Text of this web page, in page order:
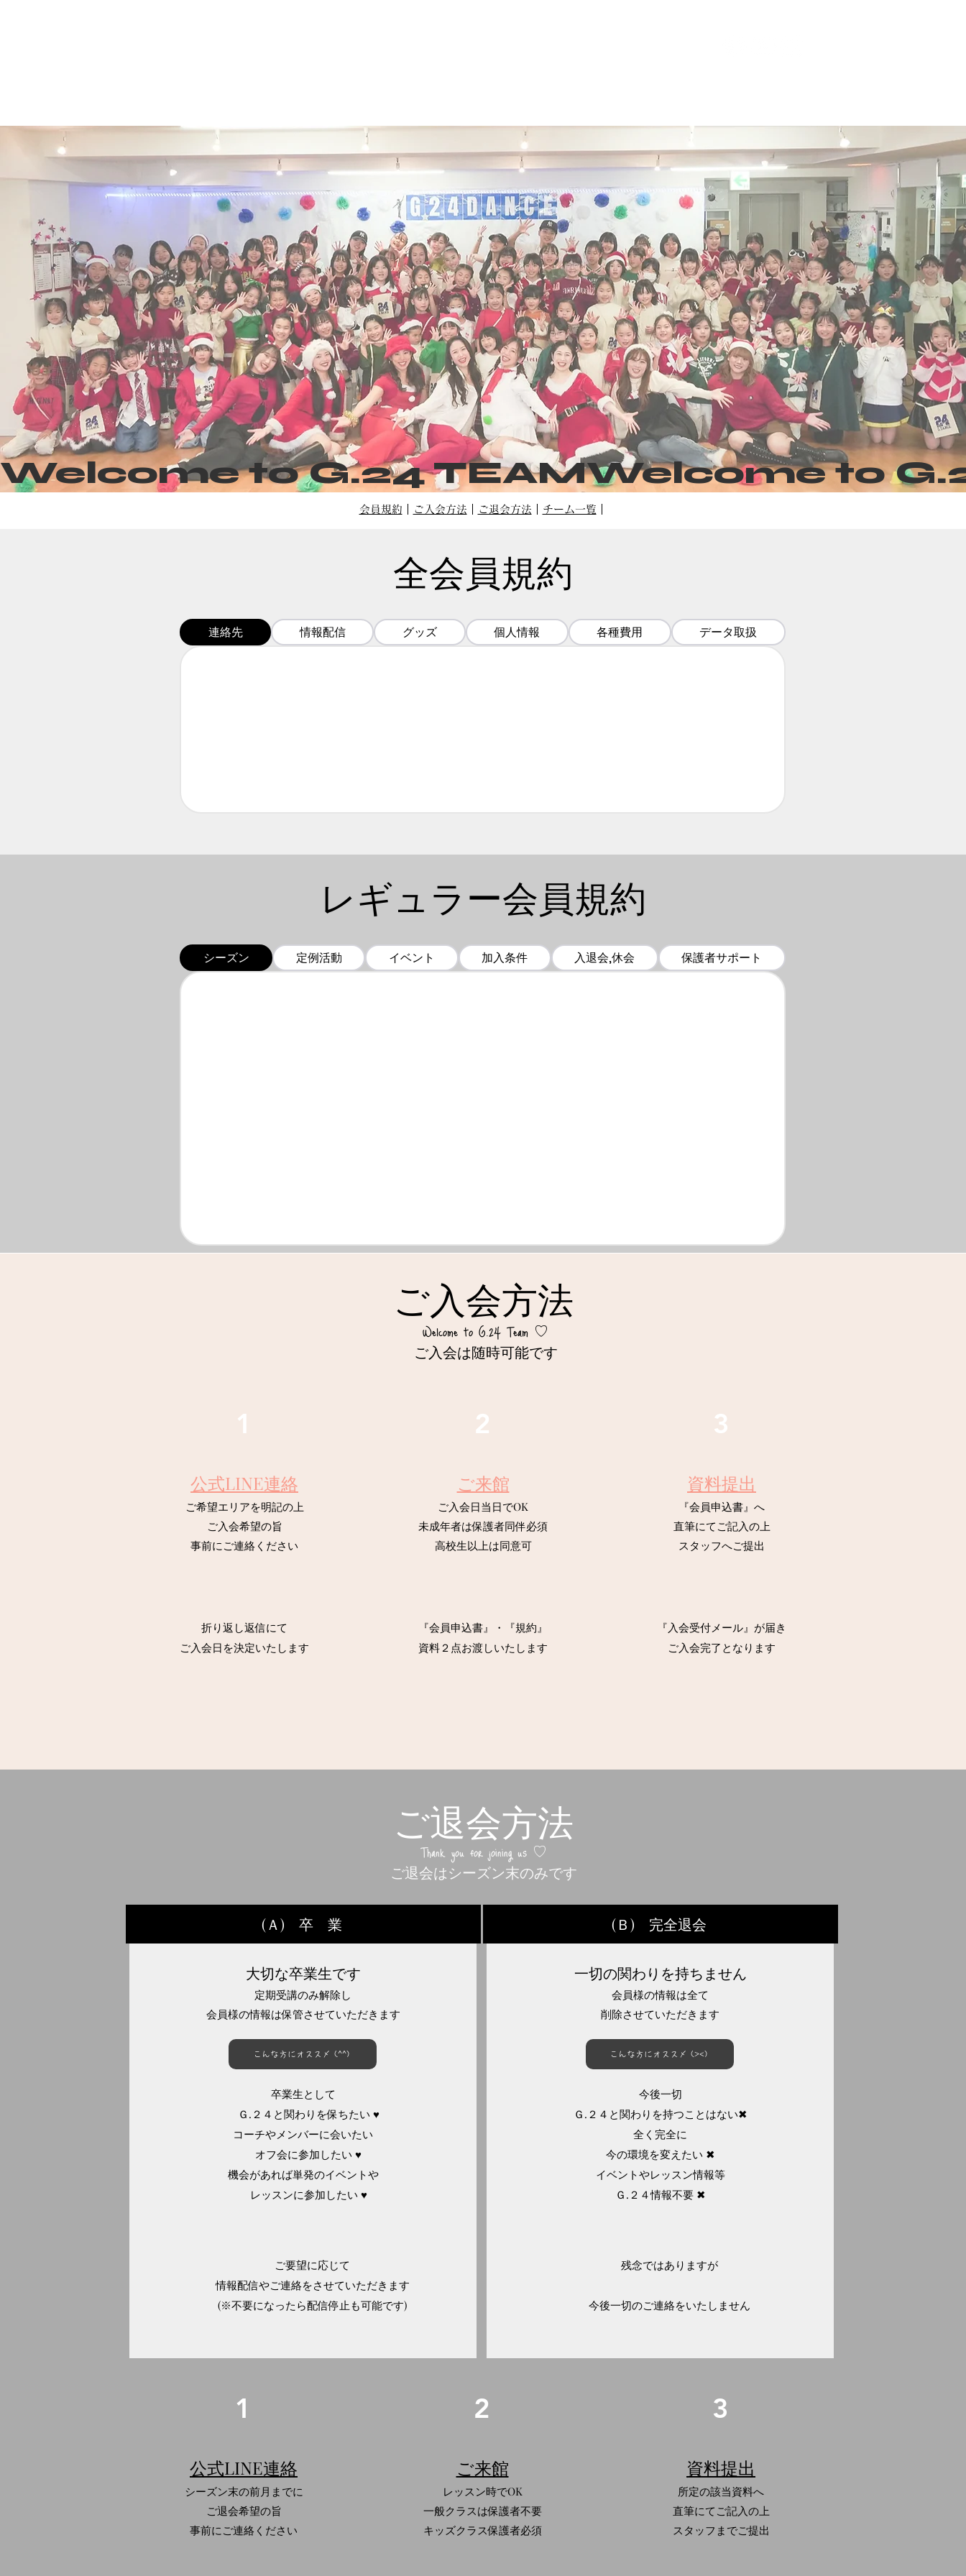
Welcome to G.24 TEAM
会員規約 ご入会方法 ご退会方法 チーム一覧
全会員規約
連絡先 情報配信 グッズ 個人情報 各種費用 データ取扱
レギュラー会員規約
シーズン 定例活動 イベント 加入条件 入退会,休会 保護者サポート
ご入会方法
Welcome to G.24 Team ♡
​ご入会は随時可能です
公式LINE連絡
ご希望エリアを明記の上
ご入会希望の旨
事前にご連絡ください
折り返し返信にて
​ご入会日を決定いたします
1
ご来館
ご入会日当日でOK
未成年者は保護者同伴必須
高校生以上は同意可
『会員申込書』・『規約』
​資料２点お渡しいたします
2
資料提出
『会員申込書』へ
​直筆にてご記入の上
スタッフへご提出
『入会受付メール』が届き
ご入会完了となります
3
ご退会方法
Thank you for joining us ♡
​ご退会はシーズン末のみです
(Ａ) 卒 業
大切な卒業生です
定期受講のみ解除し
会員様の情報は保管させていただきます
こんな方にオススメ (^^)
卒業生として
Ｇ.２４と関わりを保ちたい ♥
コーチやメンバーに会いたい
オフ会に参加したい ♥
機会があれば単発のイベントや
レッスンに参加したい ♥
ご要望に応じて
​情報配信やご連絡をさせていただきます
​(※不要になったら配信停止も可能です)
(Ｂ) 完全退会
一切の関わりを持ちません
会員様の情報は全て
削除させていただきます
こんな方にオススメ (><)
今後一切
Ｇ.２４と関わりを持つことはない✖
全く完全に
今の環境を変えたい ✖
イベントやレッスン情報等
Ｇ.２４情報不要 ✖
残念ではありますが
今後一切のご連絡をいたしません
公式LINE連絡
シーズン末の前月までに
ご退会希望の旨
事前にご連絡ください
1
ご来館
レッスン時でOK
一般クラスは保護者不要
キッズクラス保護者必須
2
資料提出
所定の該当資料へ
​直筆にてご記入の上
スタッフまでご提出
3